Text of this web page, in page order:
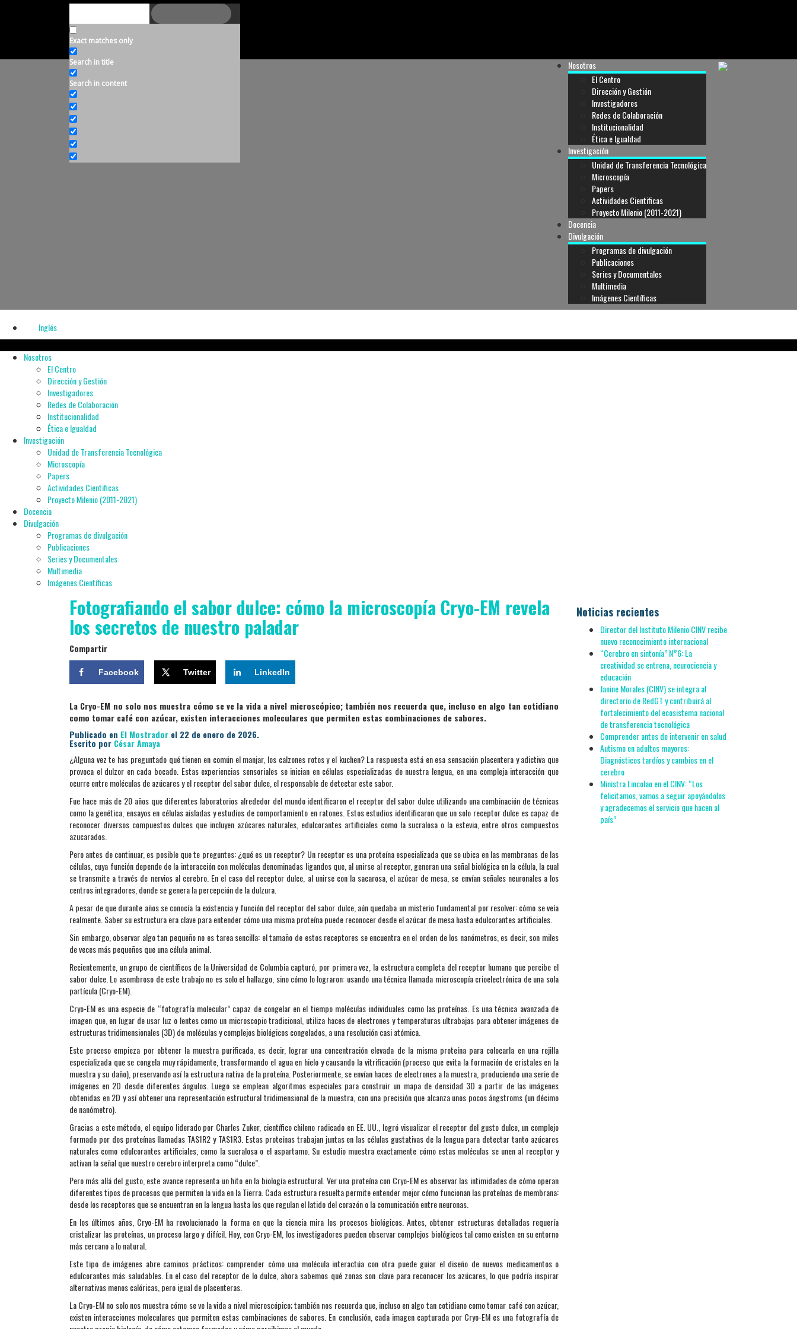
Acceso a Intranet
Contacto
Exact matches only
Search in title
Search in content
Nosotros
El Centro
Dirección y Gestión
Investigadores
Redes de Colaboración
Institucionalidad
Ética e Igualdad
Investigación
Unidad de Transferencia Tecnológica
Microscopía
Papers
Actividades Cientificas
Proyecto Milenio (2011-2021)
Docencia
Divulgación
Programas de divulgación
Publicaciones
Series y Documentales
Multimedia
Imágenes Científicas
Inglés
Nosotros
El Centro
Dirección y Gestión
Investigadores
Redes de Colaboración
Institucionalidad
Ética e Igualdad
Investigación
Unidad de Transferencia Tecnológica
Microscopía
Papers
Actividades Cientificas
Proyecto Milenio (2011-2021)
Docencia
Divulgación
Programas de divulgación
Publicaciones
Series y Documentales
Multimedia
Imágenes Científicas
Fotografiando el sabor dulce: cómo la microscopía Cryo-EM revela
los secretos de nuestro paladar
Compartir
Facebook Twitter LinkedIn
La Cryo-EM no solo nos muestra cómo se ve la vida a nivel microscópico; también nos recuerda que, incluso en algo tan cotidiano
como tomar café con azúcar, existen interacciones moleculares que permiten estas combinaciones de sabores.
Publicado en El Mostrador el 22 de enero de 2026.
Escrito por César Amaya
¿Alguna vez te has preguntado qué tienen en común el manjar, los calzones rotos y el kuchen? La respuesta está en esa sensación placentera y adictiva que
provoca el dulzor en cada bocado. Estas experiencias sensoriales se inician en células especializadas de nuestra lengua, en una compleja interacción que
ocurre entre moléculas de azúcares y el receptor del sabor dulce, el responsable de detectar este sabor.
Fue hace más de 20 años que diferentes laboratorios alrededor del mundo identificaron el receptor del sabor dulce utilizando una combinación de técnicas
como la genética, ensayos en células aisladas y estudios de comportamiento en ratones. Estos estudios identificaron que un solo receptor dulce es capaz de
reconocer diversos compuestos dulces que incluyen azúcares naturales, edulcorantes artificiales como la sucralosa o la estevia, entre otros compuestos
azucarados.
Pero antes de continuar, es posible que te preguntes: ¿qué es un receptor? Un receptor es una proteína especializada que se ubica en las membranas de las
células, cuya función depende de la interacción con moléculas denominadas ligandos que, al unirse al receptor, generan una señal biológica en la célula, la cual
se transmite a través de nervios al cerebro. En el caso del receptor dulce, al unirse con la sacarosa, el azúcar de mesa, se envían señales neuronales a los
centros integradores, donde se genera la percepción de la dulzura.
A pesar de que durante años se conocía la existencia y función del receptor del sabor dulce, aún quedaba un misterio fundamental por resolver: cómo se veía
realmente. Saber su estructura era clave para entender cómo una misma proteína puede reconocer desde el azúcar de mesa hasta edulcorantes artificiales.
Sin embargo, observar algo tan pequeño no es tarea sencilla: el tamaño de estos receptores se encuentra en el orden de los nanómetros, es decir, son miles
de veces más pequeños que una célula animal.
Recientemente, un grupo de científicos de la Universidad de Columbia capturó, por primera vez, la estructura completa del receptor humano que percibe el
sabor dulce. Lo asombroso de este trabajo no es solo el hallazgo, sino cómo lo lograron: usando una técnica llamada microscopía crioelectrónica de una sola
partícula (Cryo-EM).
Cryo-EM es una especie de “fotografía molecular” capaz de congelar en el tiempo moléculas individuales como las proteínas. Es una técnica avanzada de
imagen que, en lugar de usar luz o lentes como un microscopio tradicional, utiliza haces de electrones y temperaturas ultrabajas para obtener imágenes de
estructuras tridimensionales (3D) de moléculas y complejos biológicos congelados, a una resolución casi atómica.
Este proceso empieza por obtener la muestra purificada, es decir, lograr una concentración elevada de la misma proteína para colocarla en una rejilla
especializada que se congela muy rápidamente, transformando el agua en hielo y causando la vitrificación (proceso que evita la formación de cristales en la
muestra y su daño), preservando así la estructura nativa de la proteína. Posteriormente, se envían haces de electrones a la muestra, produciendo una serie de
imágenes en 2D desde diferentes ángulos. Luego se emplean algoritmos especiales para construir un mapa de densidad 3D a partir de las imágenes
obtenidas en 2D y así obtener una representación estructural tridimensional de la muestra, con una precisión que alcanza unos pocos ángstroms (un décimo
de nanómetro).
Gracias a este método, el equipo liderado por Charles Zuker, científico chileno radicado en EE. UU., logró visualizar el receptor del gusto dulce, un complejo
formado por dos proteínas llamadas TAS1R2 y TAS1R3. Estas proteínas trabajan juntas en las células gustativas de la lengua para detectar tanto azúcares
naturales como edulcorantes artificiales, como la sucralosa o el aspartamo. Su estudio muestra exactamente cómo estas moléculas se unen al receptor y
activan la señal que nuestro cerebro interpreta como “dulce”.
Pero más allá del gusto, este avance representa un hito en la biología estructural. Ver una proteína con Cryo-EM es observar las intimidades de cómo operan
diferentes tipos de procesos que permiten la vida en la Tierra. Cada estructura resuelta permite entender mejor cómo funcionan las proteínas de membrana:
desde los receptores que se encuentran en la lengua hasta los que regulan el latido del corazón o la comunicación entre neuronas.
En los últimos años, Cryo-EM ha revolucionado la forma en que la ciencia mira los procesos biológicos. Antes, obtener estructuras detalladas requería
cristalizar las proteínas, un proceso largo y difícil. Hoy, con Cryo-EM, los investigadores pueden observar complejos biológicos tal como existen en su entorno
más cercano a lo natural.
Este tipo de imágenes abre caminos prácticos: comprender cómo una molécula interactúa con otra puede guiar el diseño de nuevos medicamentos o
edulcorantes más saludables. En el caso del receptor de lo dulce, ahora sabemos qué zonas son clave para reconocer los azúcares, lo que podría inspirar
alternativas menos calóricas, pero igual de placenteras.
La Cryo-EM no solo nos muestra cómo se ve la vida a nivel microscópico; también nos recuerda que, incluso en algo tan cotidiano como tomar café con azúcar,
existen interacciones moleculares que permiten estas combinaciones de sabores. En conclusión, cada imagen capturada por Cryo-EM es una fotografía de
Noticias recientes
Director del Instituto Milenio CINV recibe
nuevo reconocimiento internacional
“Cerebro en sintonía” N°6: La
creatividad se entrena, neurociencia y
educación
Janine Morales (CINV) se integra al
directorio de RedGT y contribuirá al
fortalecimiento del ecosistema nacional
de transferencia tecnológica
Comprender antes de intervenir en salud
Autismo en adultos mayores:
Diagnósticos tardíos y cambios en el
cerebro
Ministra Lincolao en el CINV: “Los
felicitamos, vamos a seguir apoyándolos
y agradecemos el servicio que hacen al
país”